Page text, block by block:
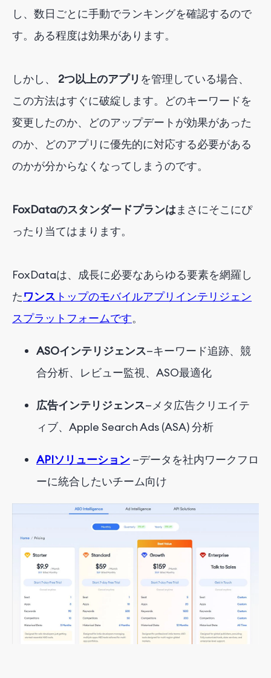
し、数日ごとに手動でランキングを確認するので
す。ある程度は効果があります。
しかし、 2つ以上のアプリ を管理している場合、
この方法はすぐに破綻します。どのキーワードを
変更したのか、どのアップデートが効果があった
のか、どのアプリに優先的に対応する必要がある
のかが分からなくなってしまうのです。
FoxDataのスタンダードプランはまさにそこにぴ
ったり当てはまります。
FoxDataは、成長に必要なあらゆる要素を網羅し
たワンス トップのモバイルアプリインテリジェン
スプラットフォームです。
ASOインテリジェンス—キーワード追跡、競
合分析、レビュー監視、ASO最適化
広告インテリジェンス—メタ広告クリエイテ
ィブ、Apple Search Ads (ASA) 分析
APIソリューション —データを社内ワークフロ
ーに統合したいチーム向け